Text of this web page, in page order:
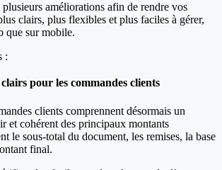
améliorations afin de rendre vos
clairs, plus flexibles et plus faciles à gérer,
que sur mobile.
:
pour les commandes clients
clients comprennent désormais un
et cohérent des principaux montants
le sous-total du document, les remises, la base
final.